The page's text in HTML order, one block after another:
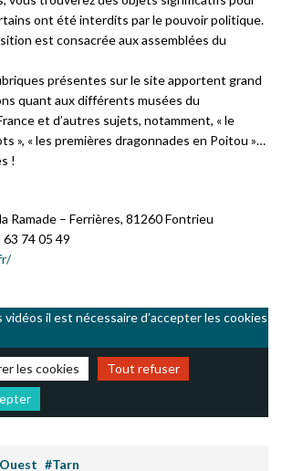
ont été interdits par le pouvoir politique.
est consacrée aux assemblées du
présentes sur le site apportent grand
quant aux différents musées du
et d’autres sujets, notamment, « le
», « les premières dragonnades en Poitou »…
!
Ramade – Ferrières, 81260 Fontrieu
63 74 05 49
il est nécessaire d’accepter les cookies
les cookies
Tout refuser
#Tarn